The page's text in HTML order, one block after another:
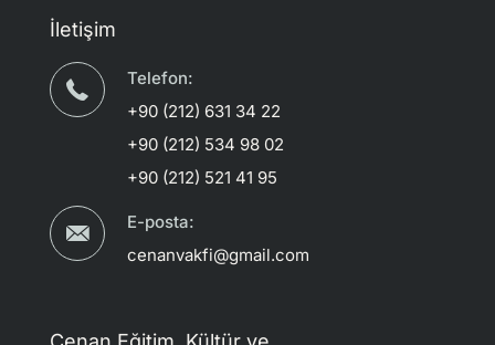
İletişim
Telefon:
+90 (212) 631 34 22
+90 (212) 534 98 02
+90 (212) 521 41 95
E-posta:
cenanvakfi@gmail.com